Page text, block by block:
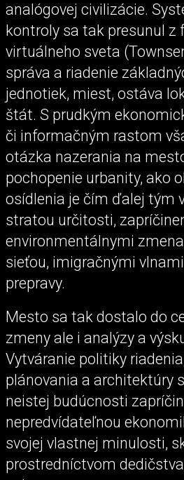
analógovej civilizácie.
kontroly sa tak presunul z
virtuálneho sveta
správa a riadenie
jednotiek, miest, ostáva
štát. S prudkým
či informačným rastom
otázka nazerania na
pochopenie urbanity, ako
osídlenia je čím ďalej tým
stratou určitosti,
environmentálnymi
sieťou, imigračnými
prepravy.
Mesto sa tak dostalo do
zmeny ale i analýzy a
Vytváranie politiky
plánovania a architektúry
neistej budúcnosti
nepredvídateľnou
svojej vlastnej minulosti,
prostredníctvom